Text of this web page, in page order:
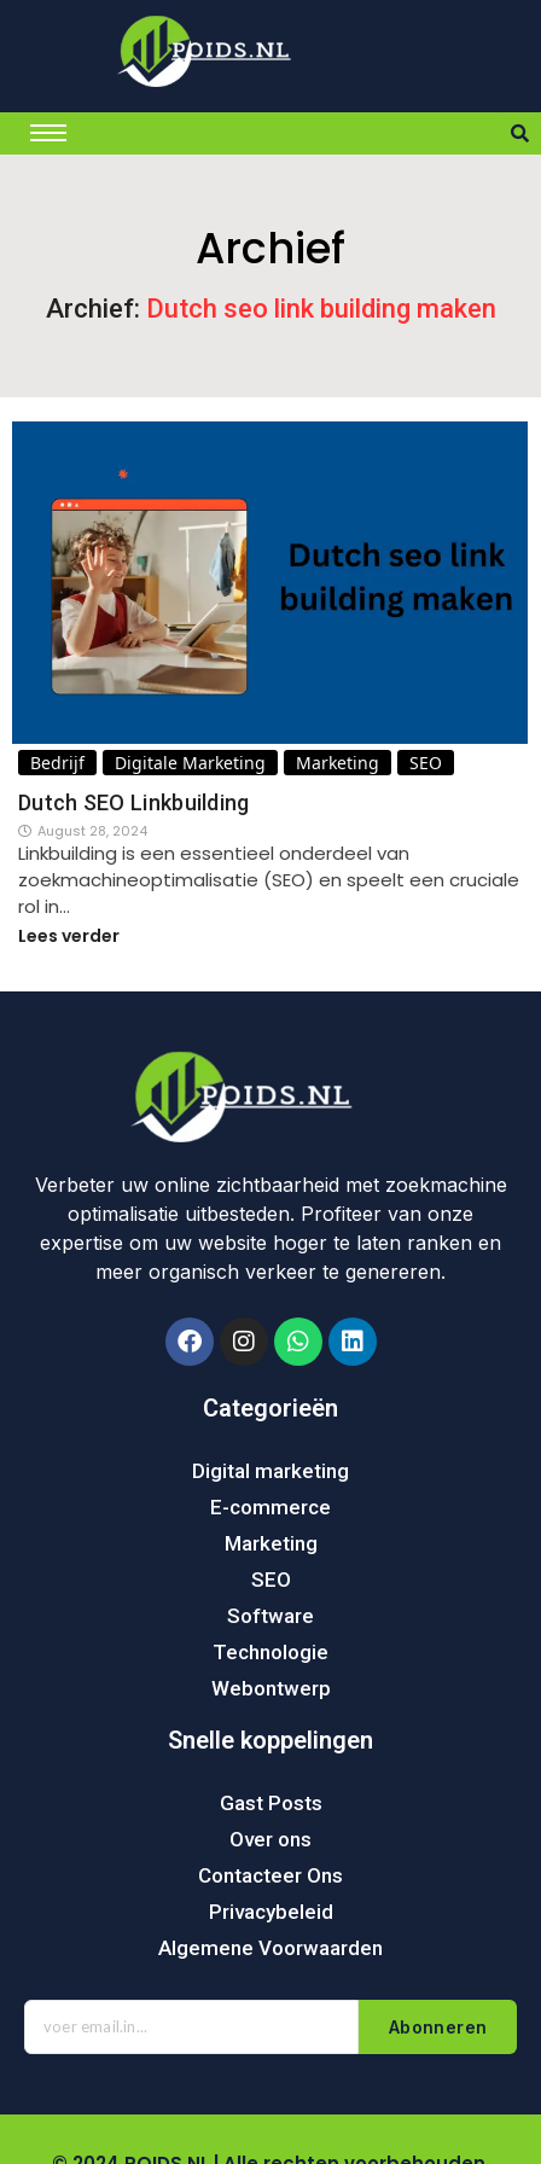
Archief
Archief: Dutch seo link building maken
Bedrijf Digitale Marketing Marketing SEO
Dutch SEO Linkbuilding
August 28, 2024
Linkbuilding is een essentieel onderdeel van
zoekmachineoptimalisatie (SEO) en speelt een cruciale
rol in…
Lees verder
Verbeter uw online zichtbaarheid met zoekmachine
optimalisatie uitbesteden. Profiteer van onze
expertise om uw website hoger te laten ranken en
meer organisch verkeer te genereren.
Categorieën
Digital marketing
E-commerce
Marketing
SEO
Software
Technologie
Webontwerp
Snelle koppelingen
Gast Posts
Over ons
Contacteer Ons
Privacybeleid
Algemene Voorwaarden
Abonneren